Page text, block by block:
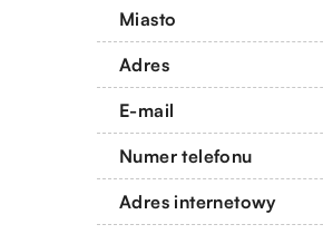
Miasto
Adres
E-mail
Numer telefonu
Adres internetowy